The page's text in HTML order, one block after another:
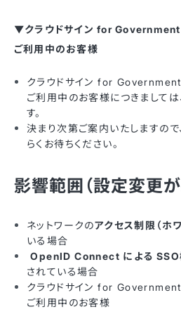
▼クラウドサイン for Government
ご利用中のお客様
クラウドサイン for
ご利用中のお客様につきまして
す。
決まり次第ご案内いたしますので
らくお待ちください。
影響範囲（設定変更
ネットワークのアクセス制限（ホ
いる場合
OpenID Connect による SSO
されている場合
クラウドサイン for
ご利用中のお客様